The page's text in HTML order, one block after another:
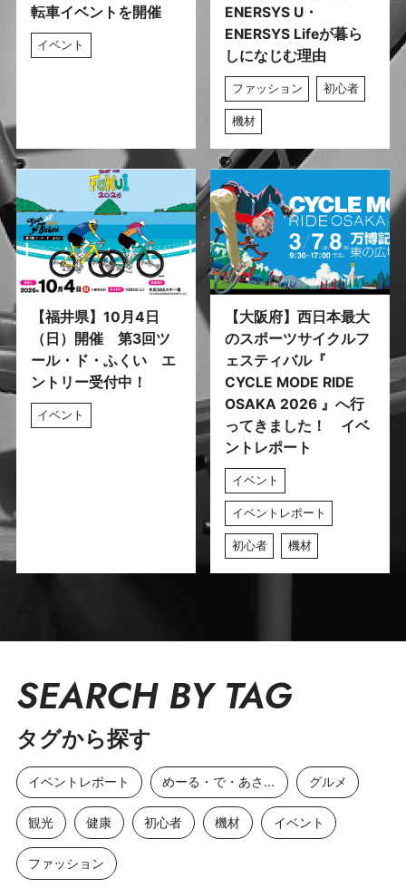
転車イベントを開催
イベント
ENERSYS U・
ENERSYS Lifeが暮ら
しになじむ理由
ファッション 初心者
機材
【福井県】10月4日
（日）開催 第3回ツ
ール・ド・ふくい エ
ントリー受付中！
イベント
【大阪府】西日本最大
のスポーツサイクルフ
ェスティバル『
CYCLE MODE RIDE
OSAKA 2026 』へ行
ってきました！ イベ
ントレポート
イベント
イベントレポート
初心者 機材
SEARCH BY TAG
タグから探す
イベントレポート めーる・で・あさひ グルメ
観光 健康 初心者 機材 イベント
ファッション